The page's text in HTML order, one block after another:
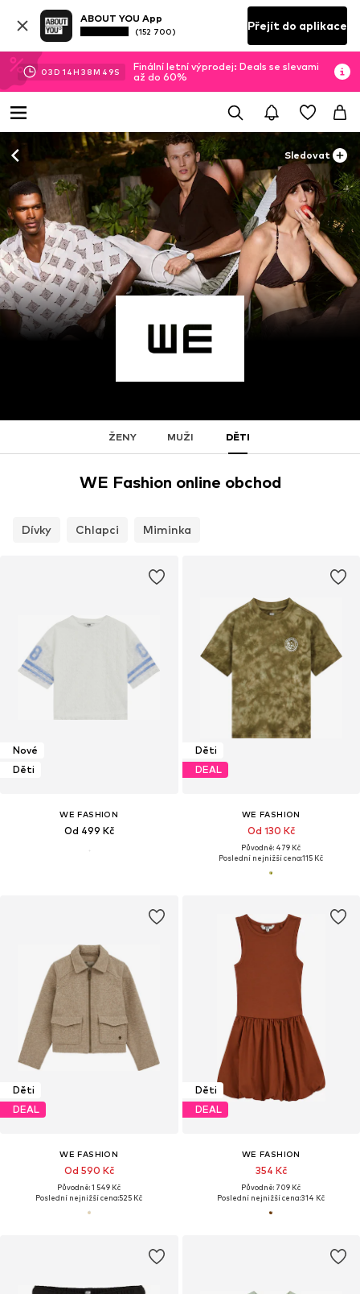
ABOUT YOU App
(152 700) Přejít do aplikace
03D 14H 38M 47S
Finální letní výprodej: Deals se slevami
až do 60%
Sledovat
ŽENY MUŽI DĚTI
WE Fashion online obchod
Dívky Chlapci Miminka
Nové
Děti
WE FASHION
Od 499 Kč
Děti
DEAL
WE FASHION
Od 130 Kč
Původně: 479 Kč
Poslední nejnižší cena:115 Kč
Děti
DEAL
WE FASHION
Od 590 Kč
Původně: 1 549 Kč
Poslední nejnižší cena:525 Kč
Děti
DEAL
WE FASHION
354 Kč
Původně: 709 Kč
Poslední nejnižší cena:314 Kč